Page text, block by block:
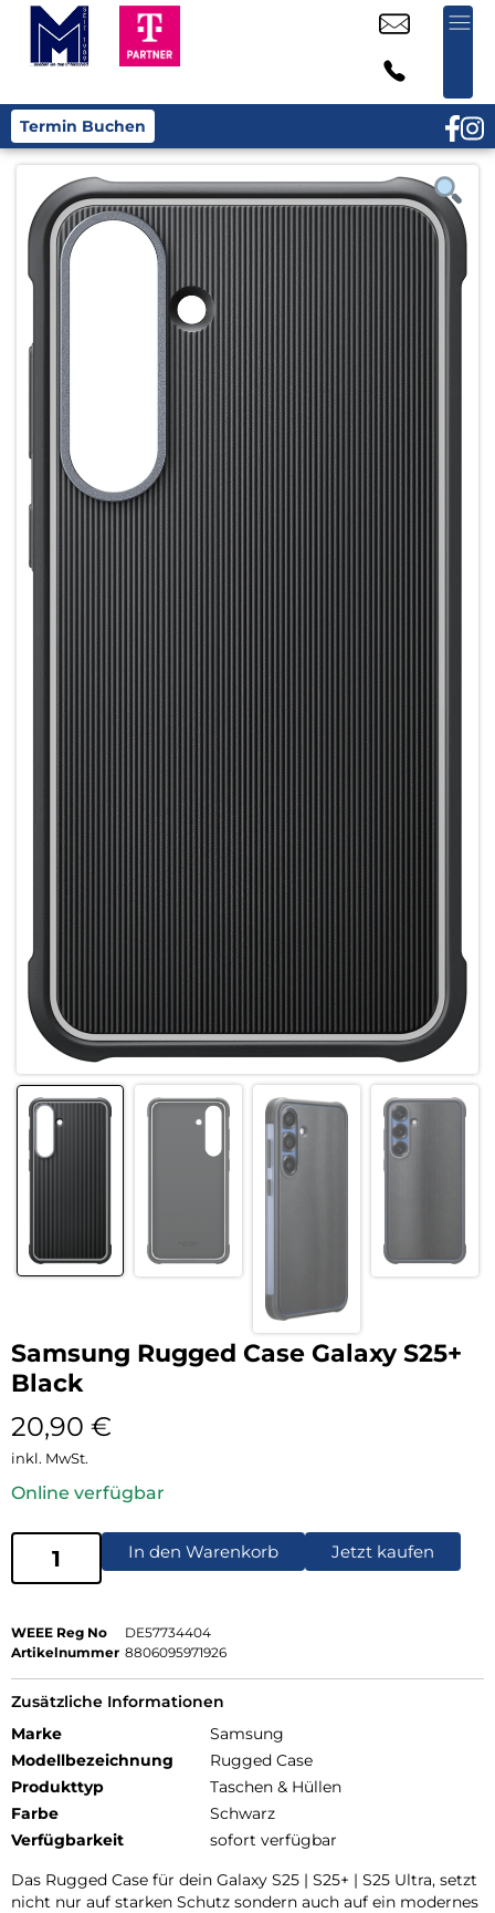
Termin Buchen
Samsung Rugged Case Galaxy S25+
Black
20,90 €
inkl. MwSt.
Online verfügbar
In den Warenkorb Jetzt kaufen
WEEE Reg No
DE57734404
Artikelnummer 8806095971926
Zusätzliche Informationen
Marke
Samsung
Modellbezeichnung
Rugged Case
Produkttyp
Taschen & Hüllen
Farbe
Schwarz
Verfügbarkeit
sofort verfügbar
Das Rugged Case für dein Galaxy S25 | S25+ | S25 Ultra, setzt
nicht nur auf starken Schutz sondern auch auf ein modernes